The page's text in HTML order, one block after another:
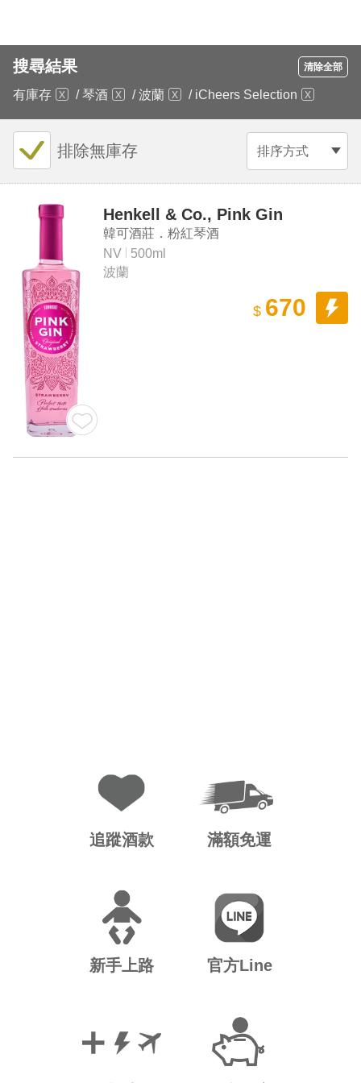
搜尋結果 清除全部
有庫存 / 琴酒 / 波蘭 / iCheers Selection
排序方式
排除無庫存
Henkell & Co., Pink Gin
韓可酒莊．粉紅琴酒
NV
500ml
波蘭
$ 670
追蹤酒款 滿額免運
新手上路 官方Line